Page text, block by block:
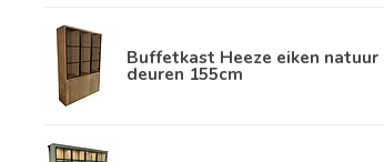
Buffetkast Heeze eiken
deuren 155cm